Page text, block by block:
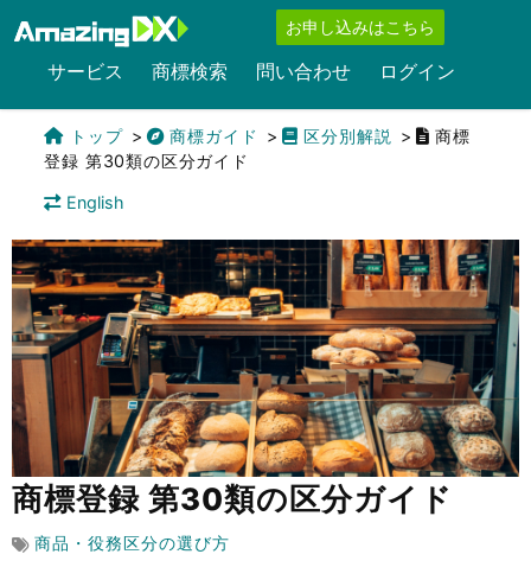
お申し込みはこちら
サービス 商標検索 問い合わせ ログイン
トップ 商標ガイド 区分別解説
商標
登録 第30類の区分ガイド
English
商標登録 第30類の区分ガイド
商品・役務区分の選び方